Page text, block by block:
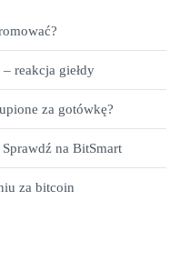
reakcja giełdy
za gotówkę?
na BitSmart
za bitcoin